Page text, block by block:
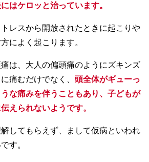
はケロッと治っています。
レスから開放されたときに起こりや
によく起こります。
は、大人の偏頭痛のようにズキンズ
痛むだけでなく、 頭全体がギューっ
な痛みを伴うこともあり、子どもが
えられないようです。
してもらえず、まして仮病といわれ
す。